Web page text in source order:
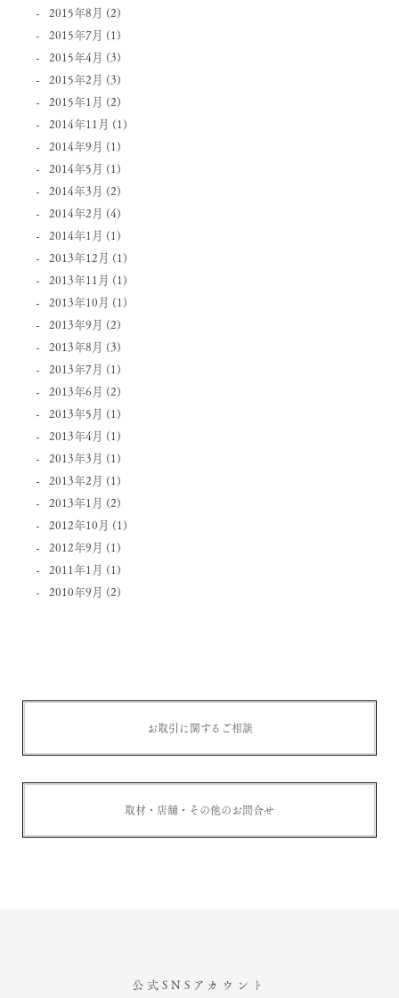
2015年8月 (2)
2015年7月 (1)
2015年4月 (3)
2015年2月 (3)
2015年1月 (2)
2014年11月 (1)
2014年9月 (1)
2014年5月 (1)
2014年3月 (2)
2014年2月 (4)
2014年1月 (1)
2013年12月 (1)
2013年11月 (1)
2013年10月 (1)
2013年9月 (2)
2013年8月 (3)
2013年7月 (1)
2013年6月 (2)
2013年5月 (1)
2013年4月 (1)
2013年3月 (1)
2013年2月 (1)
2013年1月 (2)
2012年10月 (1)
2012年9月 (1)
2011年1月 (1)
2010年9月 (2)
お取引に関するご相談
取材・店舗・その他のお問合せ
公式SNSアカウント